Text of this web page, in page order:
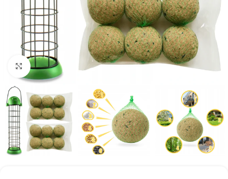
Kliknij aby powiększyć